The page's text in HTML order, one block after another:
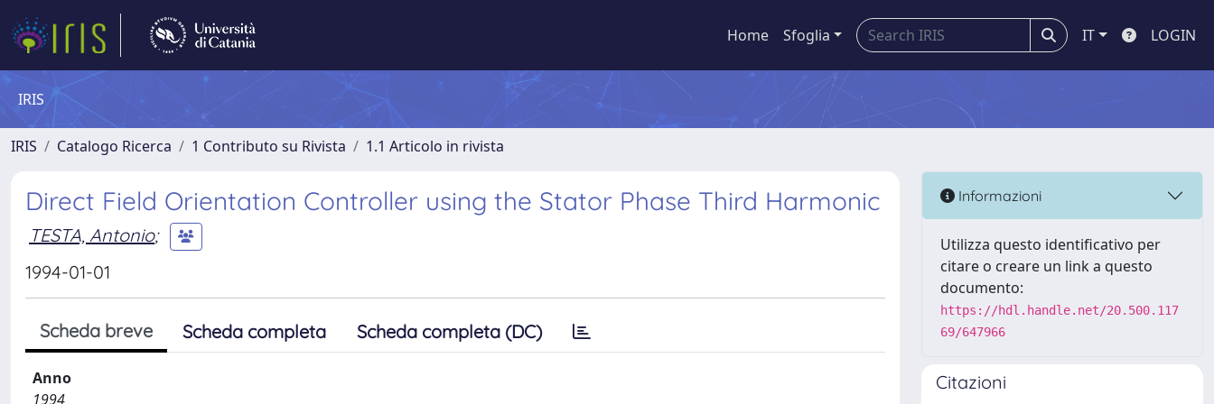
Home Sfoglia IT LOGIN
IRIS
IRIS Catalogo Ricerca 1 Contributo su Rivista 1.1 Articolo in rivista
Direct Field Orientation Controller using the Stator Phase Third Harmonic
TESTA, Antonio;
1994-01-01
Scheda breve Scheda completa Scheda completa (DC)
Anno
1994
Informazioni
Utilizza questo identificativo per
citare o creare un link a questo
documento:
https://hdl.handle.net/20.500.117
69/647966
Citazioni